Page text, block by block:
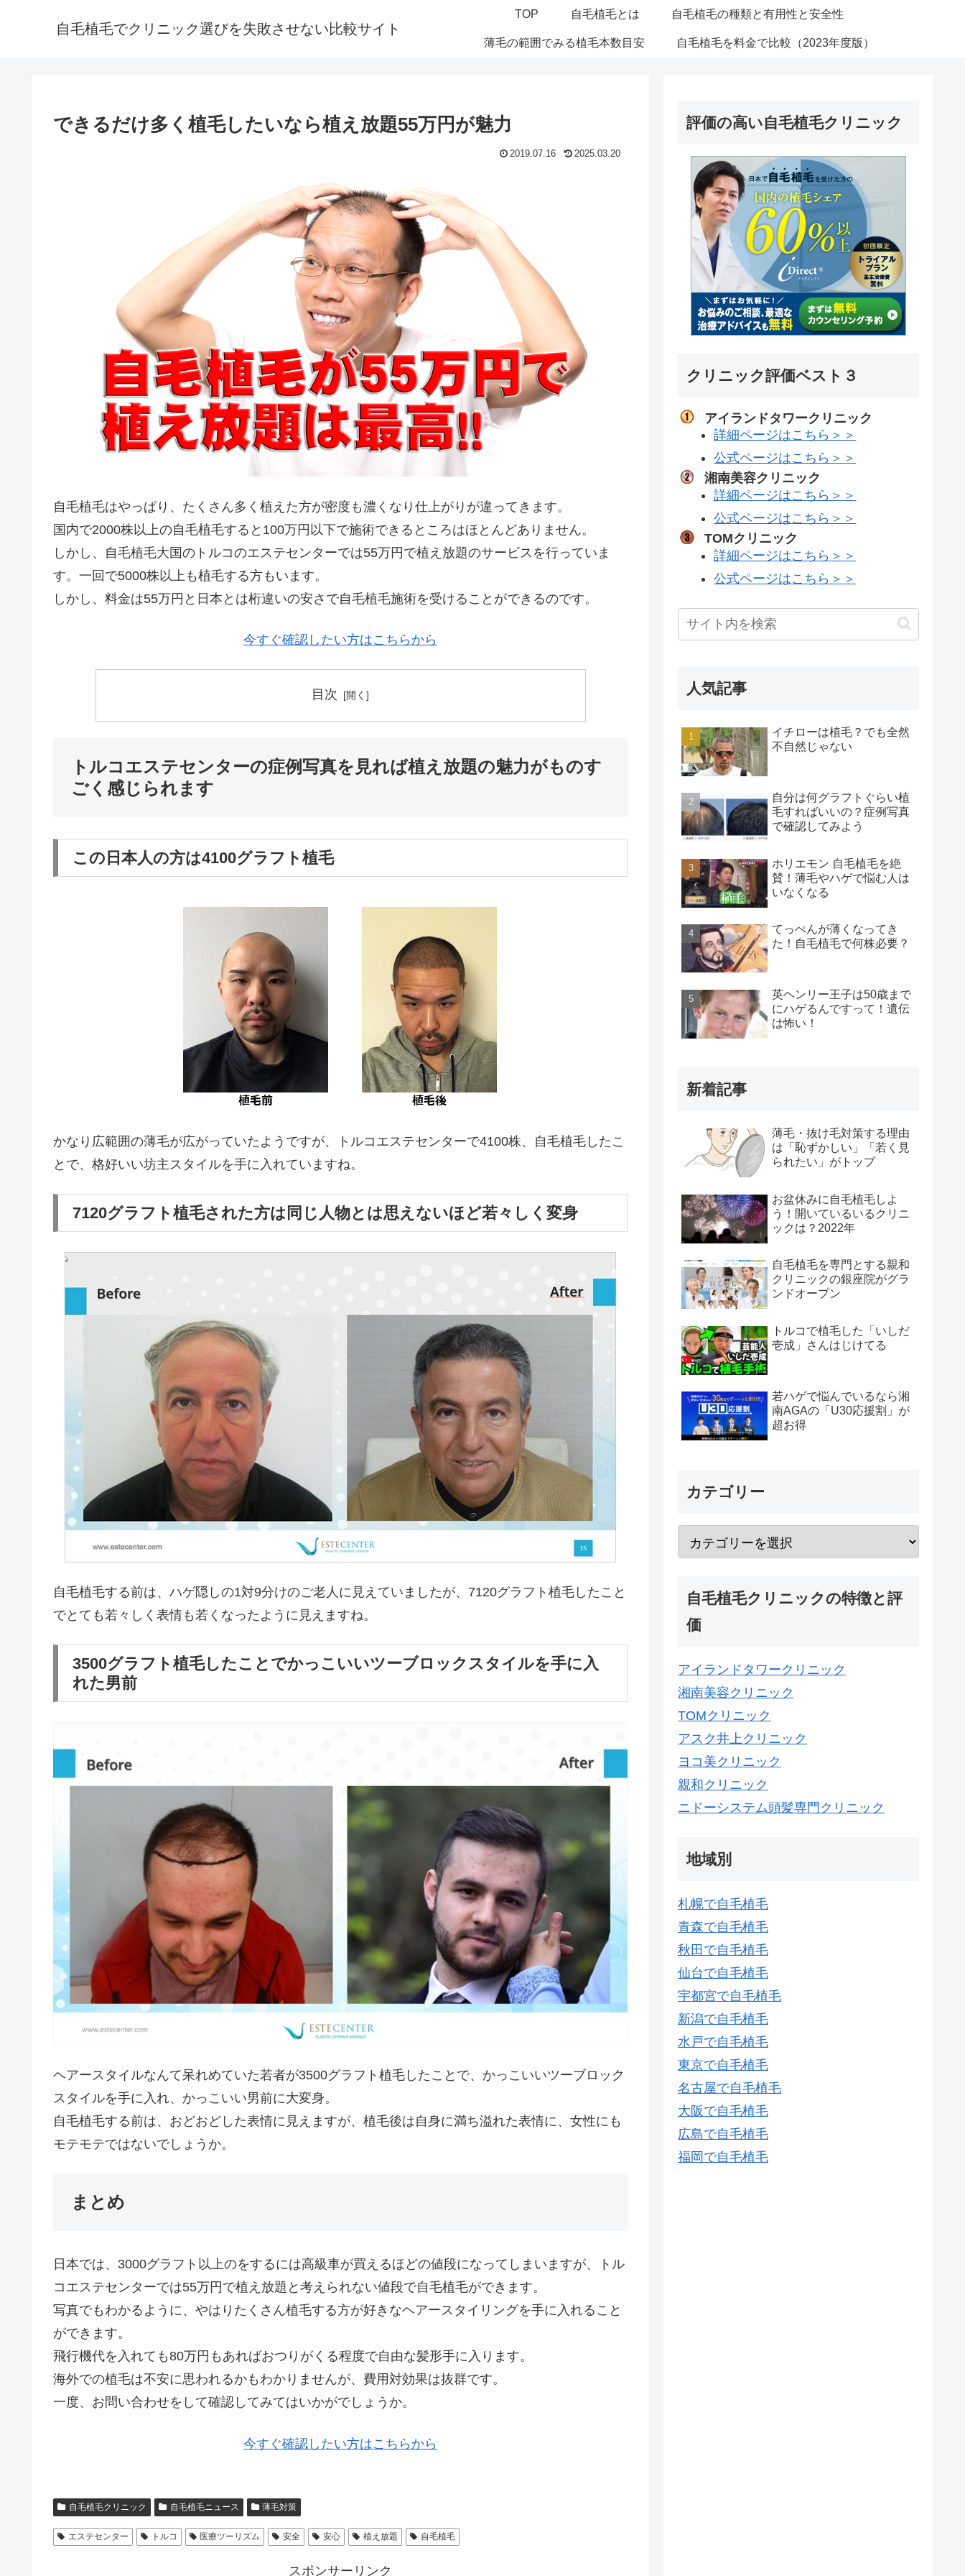
自毛植毛でクリニック選びを失敗させない比較サイト
TOP 自毛植毛とは 自毛植毛の種類と有用性と安全性
薄毛の範囲でみる植毛本数目安 自毛植毛を料金で比較（2023年度版）
できるだけ多く植毛したいなら植え放題55万円が魅力
2019.07.16 2025.03.20
自毛植毛はやっぱり、たくさん多く植えた方が密度も濃くなり仕上がりが違ってきます。
国内で2000株以上の自毛植毛すると100万円以下で施術できるところはほとんどありません。
しかし、自毛植毛大国のトルコのエステセンターでは55万円で植え放題のサービスを行っていま
す。一回で5000株以上も植毛する方もいます。
しかし、料金は55万円と日本とは桁違いの安さで自毛植毛施術を受けることができるのです。
今すぐ確認したい方はこちらから
目次
トルコエステセンターの症例写真を見れば植え放題の魅力がものす
ごく感じられます
この日本人の方は4100グラフト植毛
かなり広範囲の薄毛が広がっていたようですが、トルコエステセンターで4100株、自毛植毛したこ
とで、格好いい坊主スタイルを手に入れていますね。
7120グラフト植毛された方は同じ人物とは思えないほど若々しく変身
自毛植毛する前は、ハゲ隠しの1対9分けのご老人に見えていましたが、7120グラフト植毛したこと
でとても若々しく表情も若くなったように見えますね。
3500グラフト植毛したことでかっこいいツーブロックスタイルを手に入
れた男前
ヘアースタイルなんて呆れめていた若者が3500グラフト植毛したことで、かっこいいツーブロック
スタイルを手に入れ、かっこいい男前に大変身。
自毛植毛する前は、おどおどした表情に見えますが、植毛後は自身に満ち溢れた表情に、女性にも
モテモテではないでしょうか。
まとめ
日本では、3000グラフト以上のをするには高級車が買えるほどの値段になってしまいますが、トル
コエステセンターでは55万円で植え放題と考えられない値段で自毛植毛ができます。
写真でもわかるように、やはりたくさん植毛する方が好きなヘアースタイリングを手に入れること
ができます。
飛行機代を入れても80万円もあればおつりがくる程度で自由な髪形手に入ります。
海外での植毛は不安に思われるかもわかりませんが、費用対効果は抜群です。
一度、お問い合わせをして確認してみてはいかがでしょうか。
今すぐ確認したい方はこちらから
自毛植毛クリニック 自毛植毛ニュース 薄毛対策
エステセンター トルコ 医療ツーリズム 安全 安心 植え放題 自毛植毛
スポンサーリンク
評価の高い自毛植毛クリニック
クリニック評価ベスト３
アイランドタワークリニック
詳細ページはこちら＞＞
公式ページはこちら＞＞
湘南美容クリニック
詳細ページはこちら＞＞
公式ページはこちら＞＞
TOMクリニック
詳細ページはこちら＞＞
公式ページはこちら＞＞
人気記事
イチローは植毛？でも全然
不自然じゃない
自分は何グラフトぐらい植
毛すればいいの？症例写真
で確認してみよう
ホリエモン 自毛植毛を絶
賛！薄毛やハゲで悩む人は
いなくなる
てっぺんが薄くなってき
た！自毛植毛で何株必要？
英ヘンリー王子は50歳まで
にハゲるんですって！遺伝
は怖い！
新着記事
薄毛・抜け毛対策する理由
は「恥ずかしい」「若く見
られたい」がトップ
お盆休みに自毛植毛しよ
う！開いているいるクリニ
ックは？2022年
自毛植毛を専門とする親和
クリニックの銀座院がグラ
ンドオープン
トルコで植毛した「いしだ
壱成」さんはじけてる
若ハゲで悩んでいるなら湘
南AGAの「U30応援割」が
超お得
カテゴリー
自毛植毛クリニックの特徴と評
価
アイランドタワークリニック
湘南美容クリニック
TOMクリニック
アスク井上クリニック
ヨコ美クリニック
親和クリニック
ニドーシステム頭髪専門クリニック
地域別
札幌で自毛植毛
青森で自毛植毛
秋田で自毛植毛
仙台で自毛植毛
宇都宮で自毛植毛
新潟で自毛植毛
水戸で自毛植毛
東京で自毛植毛
名古屋で自毛植毛
大阪で自毛植毛
広島で自毛植毛
福岡で自毛植毛